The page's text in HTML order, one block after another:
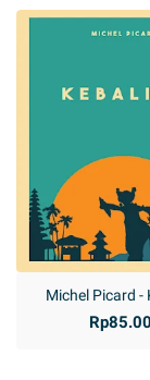
Michel Picard -